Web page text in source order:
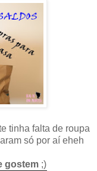
tinha falta de roupa
só por aí eheh
gostem ;)